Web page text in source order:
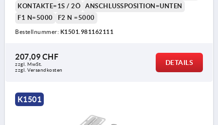
KONTAKTE=1S / 2Ö
ANSCHLUSSPOSITION=UNTEN
F1 N=5000
F2 N =5000
Bestellnummer: K1501.981162111
207,09 CHF
zzgl. MwSt.
zzgl. Versandkosten
DETAILS
K1501